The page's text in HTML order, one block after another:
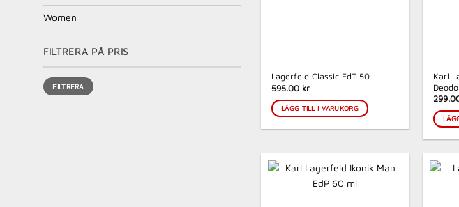
Women
FILTRERA PÅ PRIS
Min
pris
Max
prisFILTRERA
Lagerfeld Classic EdT 50
595.00 kr
LÄGG TILL I VARUKORG
Karl